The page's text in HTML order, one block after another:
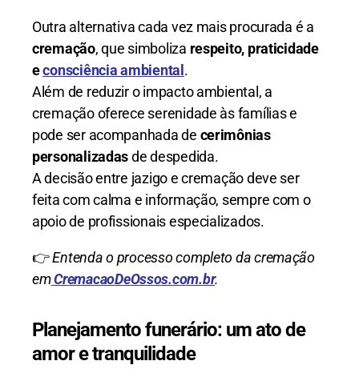
Outra alternativa cada vez mais procurada é a
cremação, que simboliza respeito, praticidade
econsciência ambiental .
Além de reduzir o impacto ambiental, a
cremação oferece serenidade às famílias e
pode ser acompanhada de cerimônias
personalizadasde despedida.
A decisão entre jazigo e cremação deve ser
feita com calma e informação, sempre com o
apoio de profissionais especializados.
👉Entenda o processo completo da cremação
emCremacaoDeOssos.com.br.
Planejamento funerário: um ato de
amor e tranquilidade